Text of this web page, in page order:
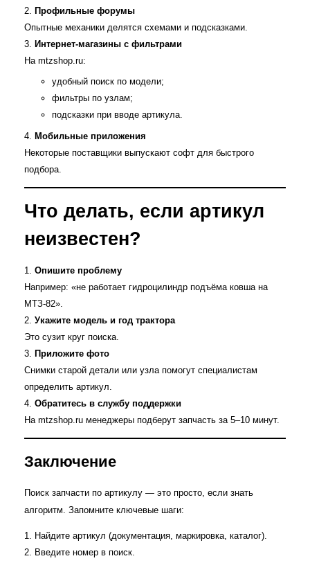
Профильные форумы
Опытные механики делятся схемами и подсказками.
Интернет‑магазины с фильтрами
На mtzshop.ru:
удобный поиск по модели;
фильтры по узлам;
подсказки при вводе артикула.
Мобильные приложения
Некоторые поставщики выпускают софт для быстрого
подбора.
Что делать, если артикул
неизвестен?
Опишите проблему
Например: «не работает гидроцилиндр подъёма ковша на
МТЗ‑82».
Укажите модель и год трактора
Это сузит круг поиска.
Приложите фото
Снимки старой детали или узла помогут специалистам
определить артикул.
Обратитесь в службу поддержки
На mtzshop.ru менеджеры подберут запчасть за 5–10 минут.
Заключение
Поиск запчасти по артикулу — это просто, если знать
алгоритм. Запомните ключевые шаги:
Найдите артикул (документация, маркировка, каталог).
Введите номер в поиск.